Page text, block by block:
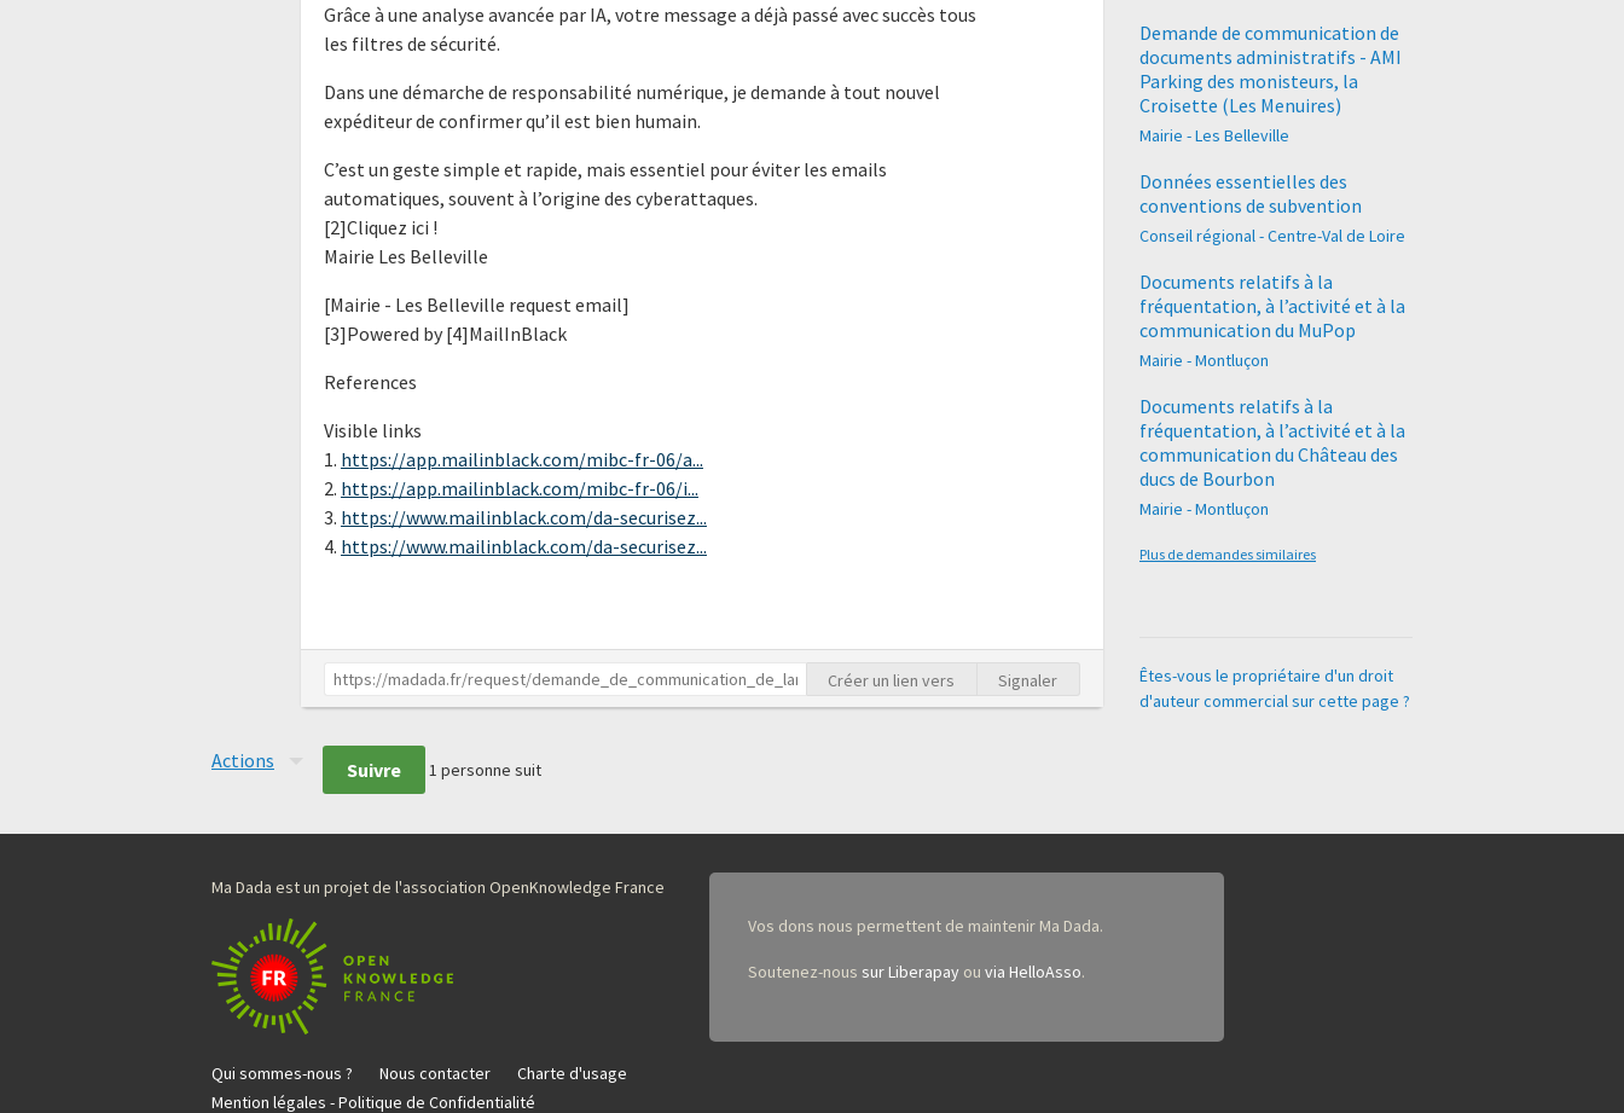
Grâce à une analyse avancée par IA, votre message a déjà passé avec succès tous
les filtres de sécurité.
Dans une démarche de responsabilité numérique, je demande à tout nouvel
expéditeur de confirmer qu’il est bien humain.
C’est un geste simple et rapide, mais essentiel pour éviter les emails
automatiques, souvent à l’origine des cyberattaques.
[2]Cliquez ici !
Mairie Les Belleville
[Mairie - Les Belleville request email]
[3]Powered by [4]MailInBlack
References
Visible links
1. https://app.mailinblack.com/mibc-fr-06/a...
2. https://app.mailinblack.com/mibc-fr-06/i...
3. https://www.mailinblack.com/da-securisez...
4. https://www.mailinblack.com/da-securisez...
Créer un lien vers Signaler
Actions Suivre 1 personne suit
Demande de communication de
documents administratifs - AMI
Parking des monisteurs, la
Croisette (Les Menuires)
Mairie - Les Belleville
Données essentielles des
conventions de subvention
Conseil régional - Centre-Val de Loire
Documents relatifs à la
fréquentation, à l’activité et à la
communication du MuPop
Mairie - Montluçon
Documents relatifs à la
fréquentation, à l’activité et à la
communication du Château des
ducs de Bourbon
Mairie - Montluçon
Plus de demandes similaires
Êtes-vous le propriétaire d'un droit
d'auteur commercial sur cette page ?
Ma Dada est un projet de l'association OpenKnowledge France
Qui sommes-nous ? Nous contacter
Charte d'usage
Mention légales - Politique de Confidentialité
Vos dons nous permettent de maintenir Ma Dada.
Soutenez-nous sur Liberapayou via HelloAsso.